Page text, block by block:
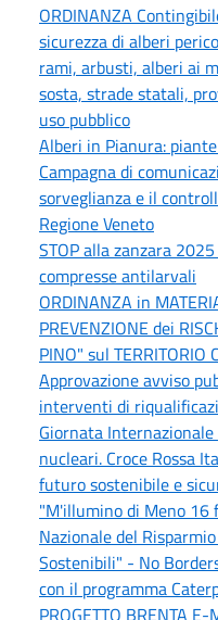
ORDINANZA
sicurezza di alberi
rami, arbusti, alberi ai
sosta, strade statali,
uso pubblico
Alberi in Pianura:
Campagna di
sorveglianza e il
Regione Veneto
STOP alla zanzara
compresse antilarvali
ORDINANZA in
PREVENZIONE dei
PINO" sul TERRITORIO
Approvazione avviso
interventi di
Giornata
nucleari. Croce Rossa
futuro sostenibile e
"M'illumino di Meno 16
Nazionale del
Sostenibili" - No
con il programma
PROGETTO BRENTA